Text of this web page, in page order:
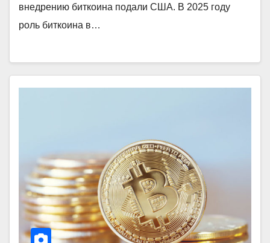
внедрению биткоина подали США. В 2025 году
роль биткоина в…